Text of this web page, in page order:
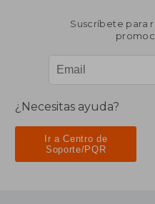
Suscríbete para
¿Necesitas ayuda?
Ir a Centro de
Soporte/PQR